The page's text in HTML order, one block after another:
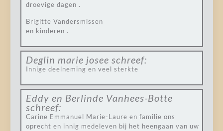
droevige dagen .
Brigitte Vandersmissen
en kinderen .
Deglin marie josee schreef:
Innige deelneming en veel sterkte
Eddy en Berlinde Vanhees-Botte
schreef:
Carine Emmanuel Marie-Laure en familie ons
oprecht en innig medeleven bij het heengaan van uw